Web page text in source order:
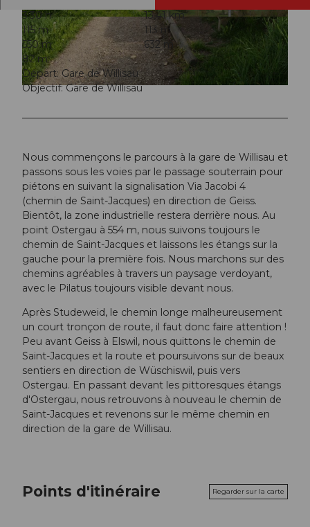
© Willisau Tourismus, Willisau Tourismus
© Willisau Tourismus, Willisau Tourismus © Willisau Tourismus, Willisau Tourismus
3:30 h
13,41 km
115 m
113 m
550 m
632 m
82 m
Départ: Gare de Willisau
Objectif: Gare de Willisau
Nous commençons le parcours à la gare de Willisau et
passons sous les voies par le passage souterrain pour
piétons en suivant la signalisation Via Jacobi 4
(chemin de Saint-Jacques) en direction de Geiss.
Bientôt, la zone industrielle restera derrière nous. Au
point Ostergau à 554 m, nous suivons toujours le
chemin de Saint-Jacques et laissons les étangs sur la
gauche pour la première fois. Nous marchons sur des
chemins agréables à travers un paysage verdoyant,
avec le Pilatus toujours visible devant nous.
Après Studeweid, le chemin longe malheureusement
un court tronçon de route, il faut donc faire attention !
Peu avant Geiss à Elswil, nous quittons le chemin de
Saint-Jacques et la route et poursuivons sur de beaux
sentiers en direction de Wüschiswil, puis vers
Ostergau. En passant devant les pittoresques étangs
d'Ostergau, nous retrouvons à nouveau le chemin de
Saint-Jacques et revenons sur le même chemin en
direction de la gare de Willisau.
Points d'itinéraire Regarder sur la carte